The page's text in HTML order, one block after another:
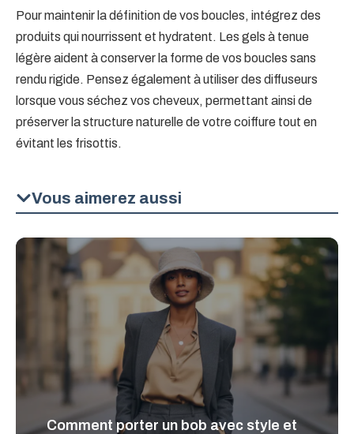
Pour maintenir la définition de vos boucles, intégrez des
produits qui nourrissent et hydratent. Les gels à tenue
légère aident à conserver la forme de vos boucles sans
rendu rigide. Pensez également à utiliser des diffuseurs
lorsque vous séchez vos cheveux, permettant ainsi de
préserver la structure naturelle de votre coiffure tout en
évitant les frisottis.
Vous aimerez aussi
Comment porter un bob avec style et